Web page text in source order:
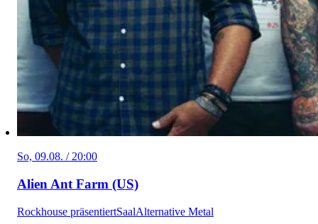
So, 09.08. / 20:00
Alien Ant Farm (US)
Rockhouse präsentiertSaalAlternative Metal